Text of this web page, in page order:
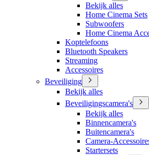
Bekijk alles
Home Cinema Sets
Subwoofers
Home Cinema
Koptelefoons
Bluetooth Speakers
Streaming
Accessoires
Beveiliging
Bekijk alles
Beveiligingscamera's
Bekijk alles
Binnencamera's
Buitencamera's
Camera-
Startersets